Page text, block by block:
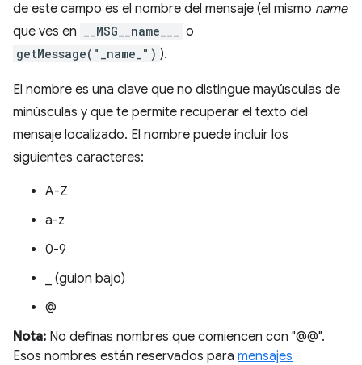
de este campo es el nombre del mensaje (el mismo name
que ves en
__MSG__name___ o
getMessage("_name_") ).
El nombre es una clave que no distingue mayúsculas de
minúsculas y que te permite recuperar el texto del
mensaje localizado. El nombre puede incluir los
siguientes caracteres:
A-Z
a-z
0-9
_ (guion bajo)
@
Nota: No definas nombres que comiencen con "@@".
Esos nombres están reservados para mensajes